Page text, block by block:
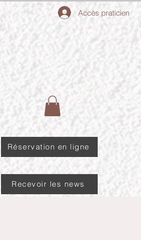
Accès praticien
Réservation en ligne
Recevoir les news